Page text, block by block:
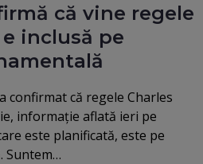
că vine regele
inclusă pe
confirmat că regele Charles
informaţie aflată ieri pe
este planificată, este pe
Suntem…